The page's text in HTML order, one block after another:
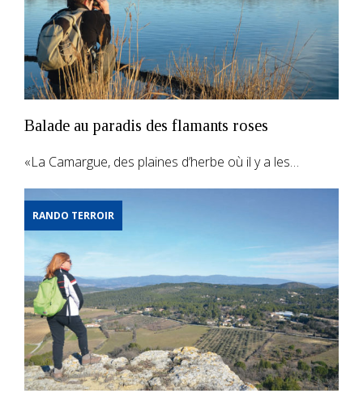
Balade au paradis des flamants roses
«La Camargue, des plaines d’herbe où il y a les…
RANDO TERROIR